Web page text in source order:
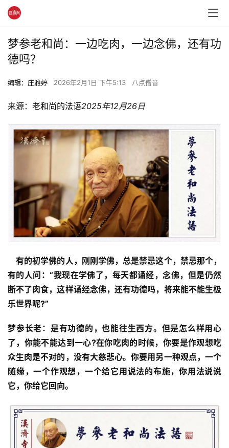
梦参老和尚：一边吃肉，一边念佛，还有功
德吗？
编辑：庄雅婷 2026年2月1日 下午5:13 八点僧音
来源： 老和尚的法语2025年12月26日
有的初学佛的人，刚刚学佛，总是禁忌这个，禁忌那个，
有的人问：“我现在学佛了，每天都诵经，念佛，但是仍然
断不了肉食，这样诵经念佛，还有功德吗，将来能不能生极
乐世界呢?”
梦参长老： 是有功德的，也能往生西方。但是怎么样用心
了，你能不能达到一心?在你吃肉的时候，你要是作观想吃
众生肉是不对的，没有大慈悲心。你要用另一种观点，一个
随缘，一个作观想，一个给它用说法的布施，你用法说说
它，你给它回向。